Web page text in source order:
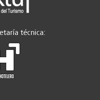
técnica: